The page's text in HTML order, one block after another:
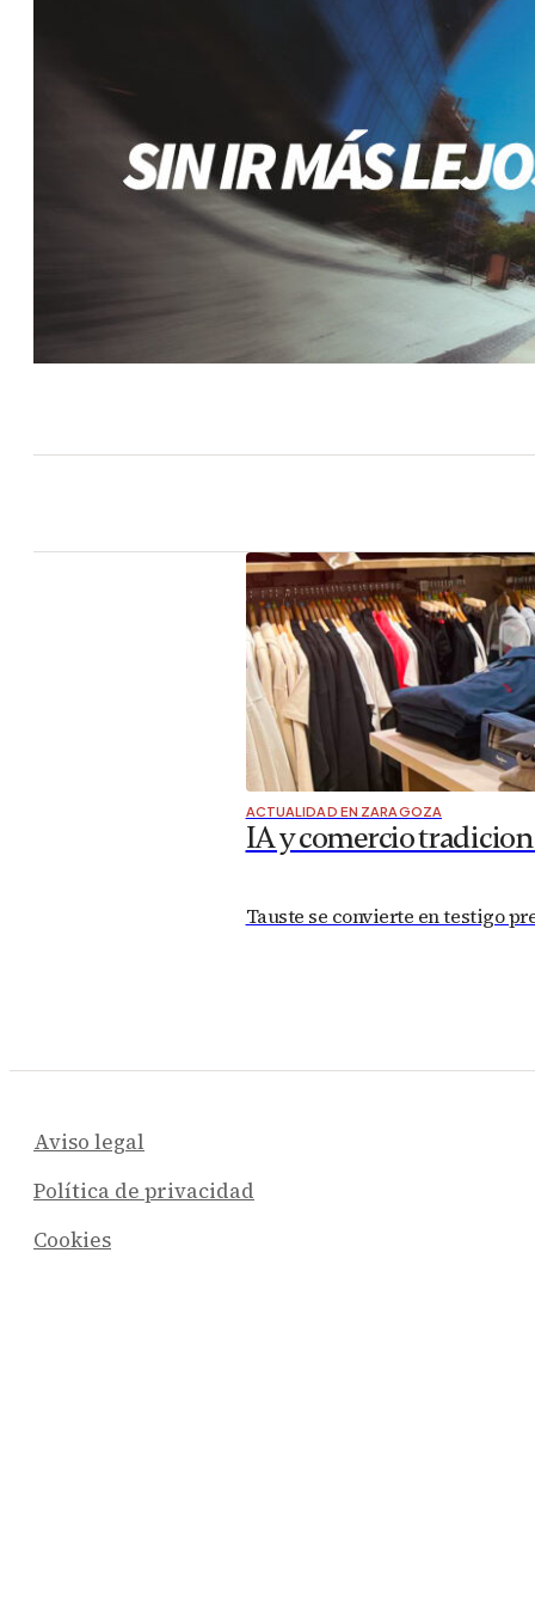
ACTUALIDAD EN ZARAGOZA
IA y comercio
Tauste se convierte en testigo
Aviso legal
Política de privacidad
Cookies